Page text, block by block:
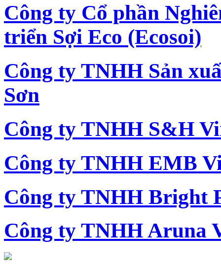
Công ty Cổ phần
triển Sợi Eco (Ecosoi)
Công ty TNHH Sản
Sơn
Công ty TNHH S&H
Công ty TNHH EMB
Công ty TNHH Bright
Công ty TNHH Aruna